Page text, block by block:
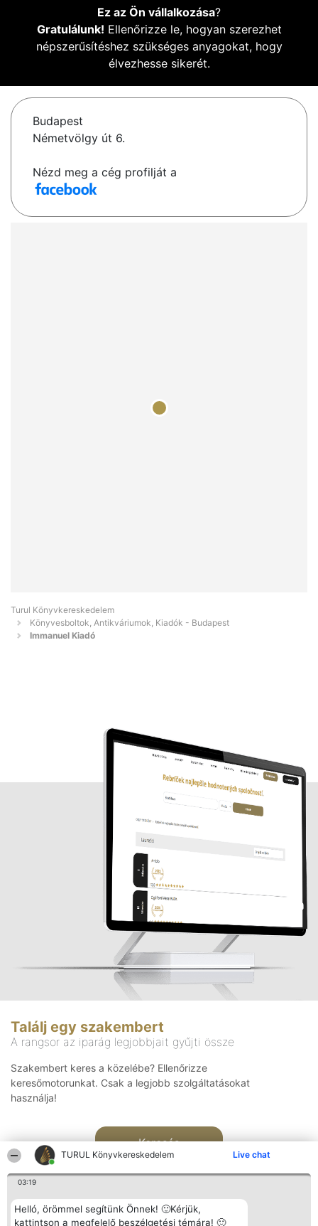
TURUL Könyvkereskedelem Live chat
03:19
Helló, örömmel segítünk Önnek! 🙂Kérjük,
kattintson a megfelelő beszélgetési témára! 🙂
Ez az Ön vállalkozása?
Gratulálunk! Ellenőrizze le, hogyan szerezhet
népszerűsítéshez szükséges anyagokat, hogy
élvezhesse sikerét.
Budapest
Németvölgy út 6.
Nézd meg a cég profilját a
Turul Könyvkereskedelem
Könyvesboltok, Antikváriumok, Kiadók - Budapest
Immanuel Kiadó
Találj egy szakembert
A rangsor az iparág legjobbjait gyűjti össze
Szakembert keres a közelébe? Ellenőrizze
keresőmotorunkat. Csak a legjobb szolgáltatásokat
használja!
Keresés